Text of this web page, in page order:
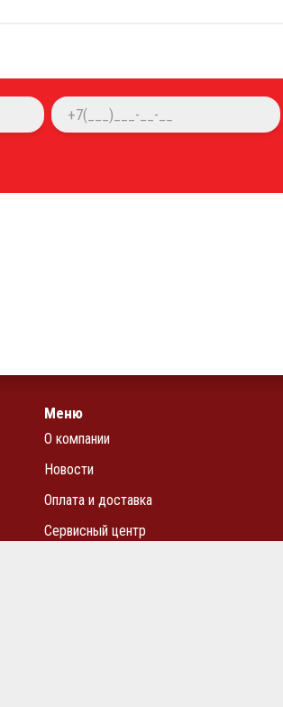
Меню
О компании
Новости
Оплата и доставка
Сервисный центр